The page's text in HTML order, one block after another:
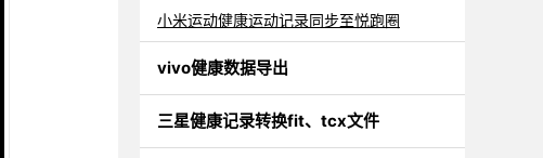
小米运动健康运动记录同步至悦跑圈
vivo健康数据导出
三星健康记录转换fit、tcx文件